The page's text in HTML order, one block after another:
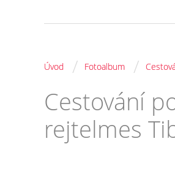
Úvod / Fotoalbum /
Cestování
rejtelmes